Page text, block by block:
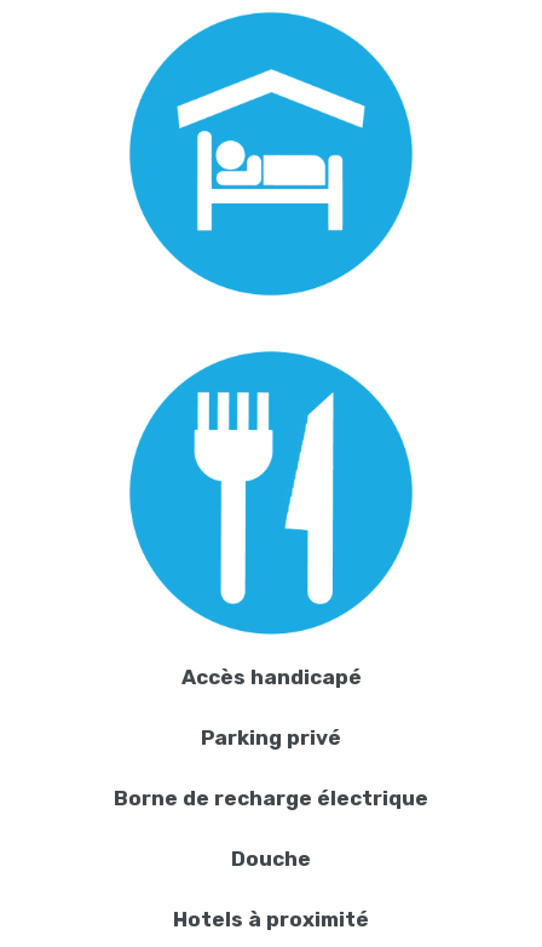
Accès handicapé
Parking privé
Borne de recharge électrique
Douche
Hotels à proximité